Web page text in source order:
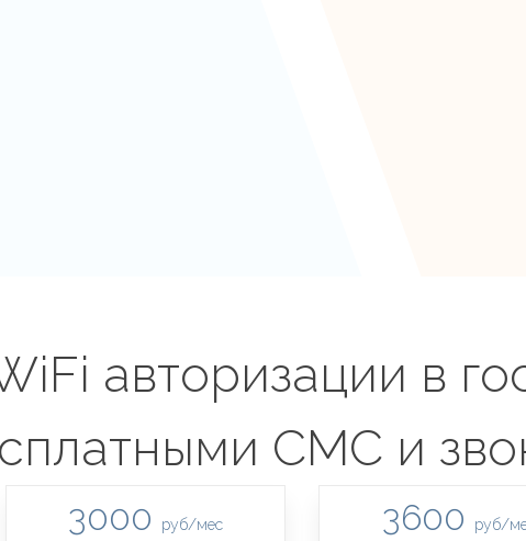
авторизации в
СМС и
3000 руб/мес 3600 руб/